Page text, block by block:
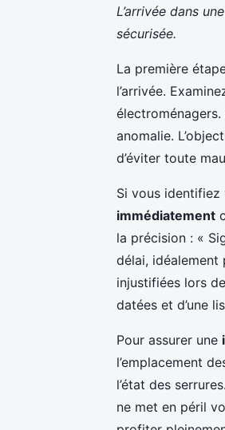
L’arrivée dans
sécurisée.
La première
l’arrivée.
anomalie.
d’éviter toute
Si vous
immédiatement
la précision : «
délai, idéalement
injustifiées lors
datées et d’une
Pour assurer une
l’emplacement
l’état des
ne met en péril